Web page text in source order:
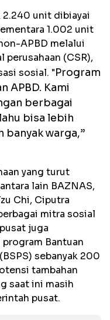
2.240 unit dibiayai
1.002 unit
APBD melalui
(CSR),
sosial. "Program
APBD. Kami
berbagai
bisa lebih
warga,”
yang turut
lain BAZNAS,
Chi, Ciputra
mitra sosial
juga
Bantuan
sebanyak 200
tambahan
saat ini masih
pusat.